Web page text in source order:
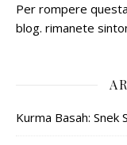
Per rompere
blog. rimanete
Kurma Basah: Snek